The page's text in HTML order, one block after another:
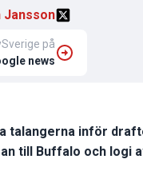
Jansson
på
news
talangerna inför
till Buffalo och logi